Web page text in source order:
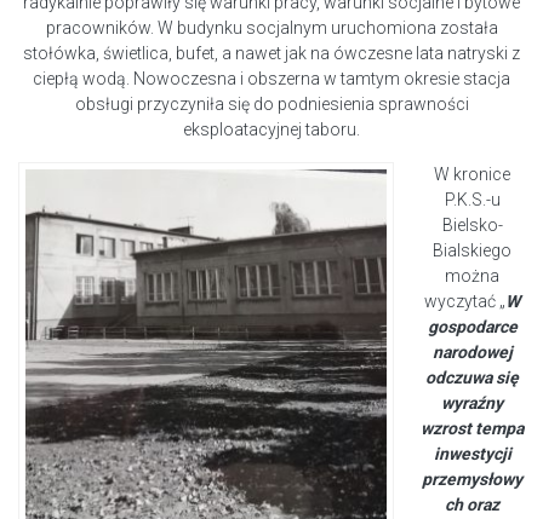
pracowników. W budynku socjalnym uruchomiona została
stołówka, świetlica, bufet, a nawet jak na ówczesne lata natryski z
ciepłą wodą. Nowoczesna i obszerna w tamtym okresie stacja
obsługi przyczyniła się do podniesienia sprawności
eksploatacyjnej taboru.
W kronice
P.K.S.-u
Bielsko-
Bialskiego
można
wyczytać „W
gospodarce
narodowej
odczuwa się
wyraźny
wzrost tempa
inwestycji
przemysłowy
ch oraz